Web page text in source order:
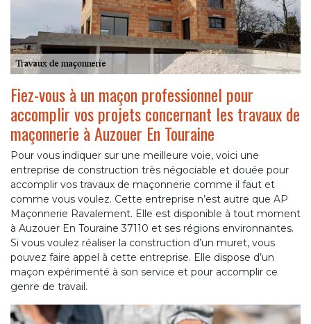
Fiez-vous à un maçon professionnel pour
accomplir vos projets concernant les travaux de
maçonnerie à Auzouer En Touraine
Pour vous indiquer sur une meilleure voie, voici une
entreprise de construction très négociable et douée pour
accomplir vos travaux de maçonnerie comme il faut et
comme vous voulez. Cette entreprise n’est autre que AP
Maçonnerie Ravalement. Elle est disponible à tout moment
à Auzouer En Touraine 37110 et ses régions environnantes.
Si vous voulez réaliser la construction d’un muret, vous
pouvez faire appel à cette entreprise. Elle dispose d’un
maçon expérimenté à son service et pour accomplir ce
genre de travail.